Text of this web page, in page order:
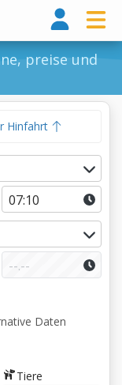
preise und
Hinfahrt
Daten
Tiere